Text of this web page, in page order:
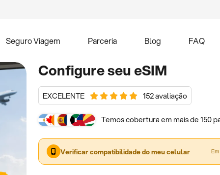
Seguro Viagem Parceria Blog FAQ
Configure seu eSIM
EXCELENTE 152 avaliação
Temos cobertura em mais de 150
Verificar compatibilidade do meu celular